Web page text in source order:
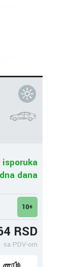
dana
10+
RSD
sa PDV-om